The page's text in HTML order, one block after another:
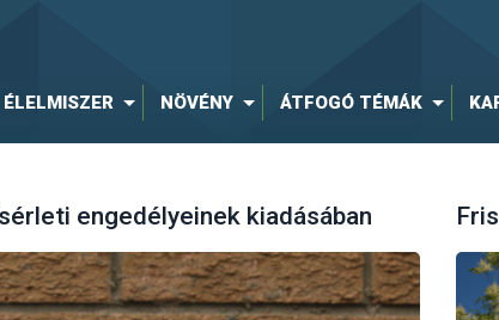
ÉLELMISZER NÖVÉNY ÁTFOGÓ TÉMÁK
engedélyeinek kiadásában